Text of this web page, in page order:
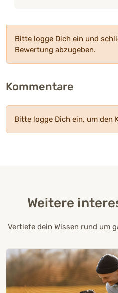
Bitte logge Dich ein und
Bewertung abzugeben.
Kommentare
Bitte logge Dich ein, um den
Weitere
Vertiefe dein Wissen rund um